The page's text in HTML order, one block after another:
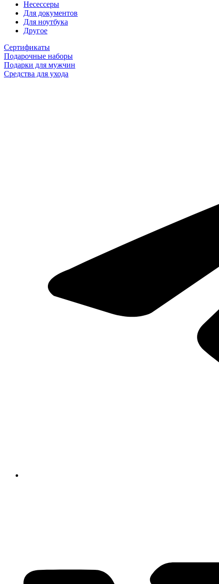
Несессеры
Для документов
Для ноутбука
Другое
Сертификаты
Подарочные наборы
Подарки для мужчин
Средства для ухода